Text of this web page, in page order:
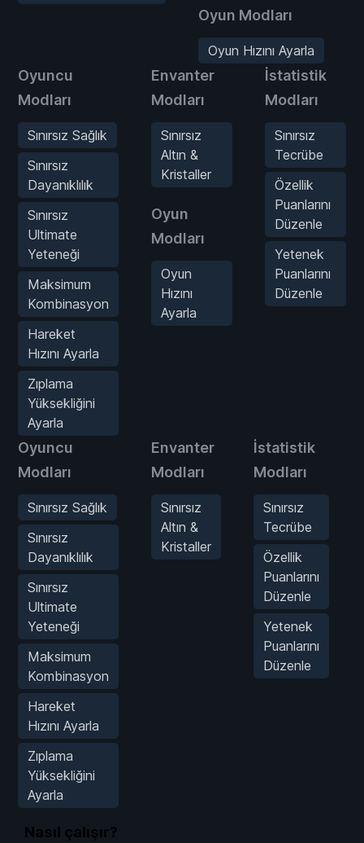
Oyun Modları
Oyun Hızını Ayarla
Oyuncu
Modları
Sınırsız Sağlık
Sınırsız
Dayanıklılık
Sınırsız
Ultimate
Yeteneği
Maksimum
Kombinasyon
Hareket
Hızını Ayarla
Zıplama
Yüksekliğini
Ayarla
Envanter
Modları
Sınırsız
Altın &
Kristaller
Oyun
Modları
Oyun
Hızını
Ayarla
İstatistik
Modları
Sınırsız
Tecrübe
Özellik
Puanlarını
Düzenle
Yetenek
Puanlarını
Düzenle
Oyuncu
Modları
Sınırsız Sağlık
Sınırsız
Dayanıklılık
Sınırsız
Ultimate
Yeteneği
Maksimum
Kombinasyon
Hareket
Hızını Ayarla
Zıplama
Yüksekliğini
Ayarla
Envanter
Modları
Sınırsız
Altın &
Kristaller
İstatistik
Modları
Sınırsız
Tecrübe
Özellik
Puanlarını
Düzenle
Yetenek
Puanlarını
Düzenle
Nasıl çalışır?